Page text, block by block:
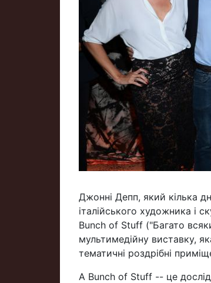
Джонні Депп, який кілька
італійського художника і
Bunch of Stuff ("Багато
мультимедійну виставку,
тематичні роздрібні
A Bunch of Stuff -- це